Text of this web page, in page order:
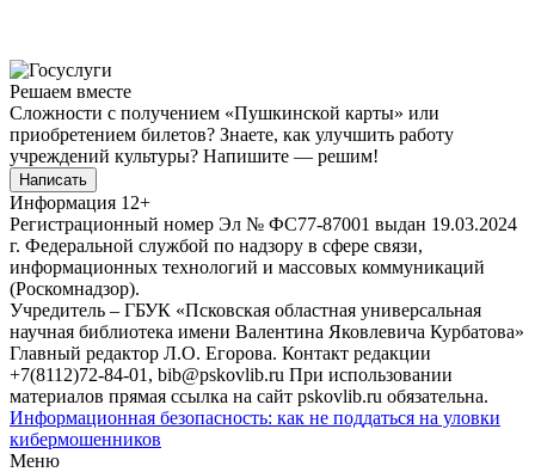
Решаем вместе
Сложности с получением «Пушкинской карты» или
приобретением билетов? Знаете, как улучшить работу
учреждений культуры? Напишите — решим!
Написать
Информация 12+
Регистрационный номер Эл № ФС77-87001 выдан 19.03.2024
г. Федеральной службой по надзору в сфере связи,
информационных технологий и массовых коммуникаций
(Роскомнадзор).
Учредитель – ГБУК «Псковская областная универсальная
научная библиотека имени Валентина Яковлевича Курбатова»
Главный редактор Л.О. Егорова. Контакт редакции
+7(8112)72-84-01, bib@pskovlib.ru При использовании
материалов прямая ссылка на сайт pskovlib.ru обязательна.
Информационная безопасность: как не поддаться на уловки
кибермошенников
Меню